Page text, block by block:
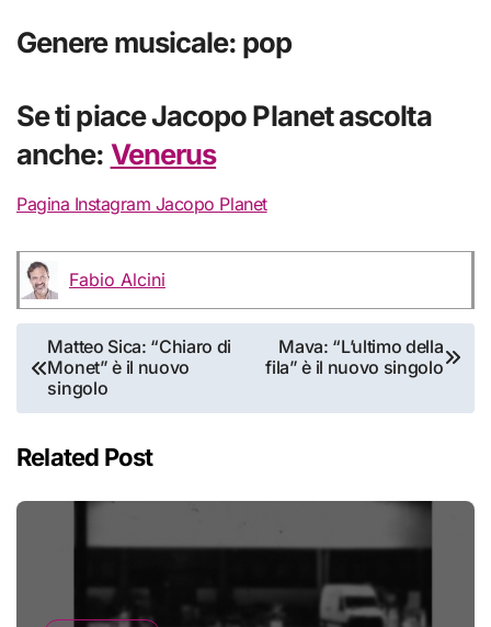
Genere musicale: pop
Se ti piace Jacopo Planet ascolta
anche: Venerus
Pagina Instagram Jacopo Planet
Fabio Alcini
Navigazione
articoli
Matteo Sica: “Chiaro di
Monet” è il nuovo
singolo
Mava: “L’ultimo della
fila” è il nuovo singolo
Related Post